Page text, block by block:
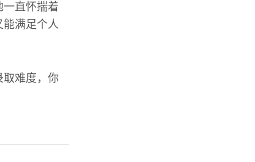
一直怀揣着
能满足个人
取难度，你